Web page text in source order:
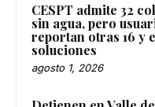
CESPT admite 32
sin agua, pero
reportan otras 16 y
soluciones
agosto 1, 2026